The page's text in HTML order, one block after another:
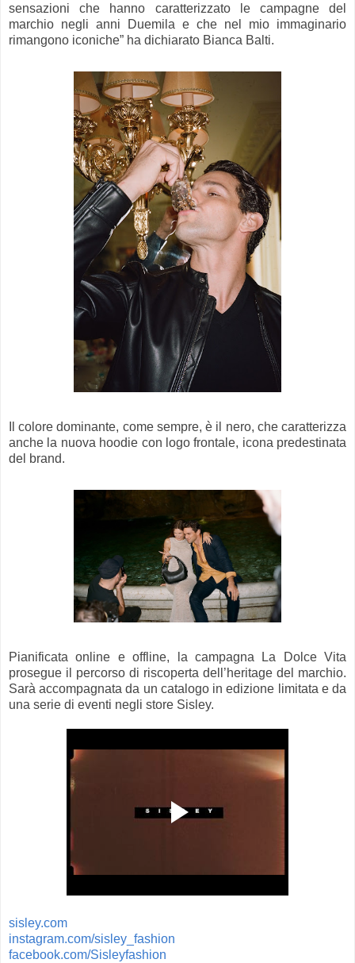
sensazioni che hanno caratterizzato le campagne del
marchio negli anni Duemila e che nel mio immaginario
rimangono iconiche” ha dichiarato Bianca Balti.
Il colore dominante, come sempre, è il nero, che caratterizza
anche la nuova hoodie con logo frontale, icona predestinata
del brand.
Pianificata online e offline, la campagna La Dolce Vita
prosegue il percorso di riscoperta dell’heritage del marchio.
Sarà accompagnata da un catalogo in edizione limitata e da
una serie di eventi negli store Sisley.
sisley.com
instagram.com/sisley_fashion
facebook.com/Sisleyfashion